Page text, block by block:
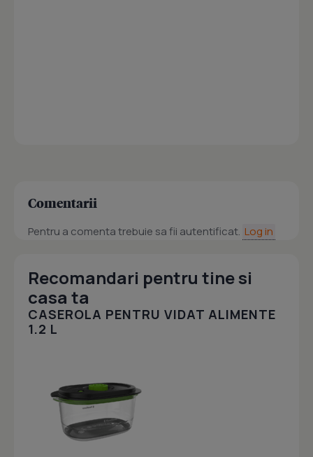
Comentarii
Pentru a comenta trebuie sa fii autentificat. Log in
Recomandari pentru tine si
casa ta
CASEROLA PENTRU VIDAT ALIMENTE
1.2 L